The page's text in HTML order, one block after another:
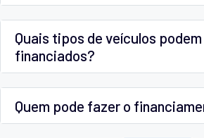
Quais tipos de veículos
financiados?
Quem pode fazer o